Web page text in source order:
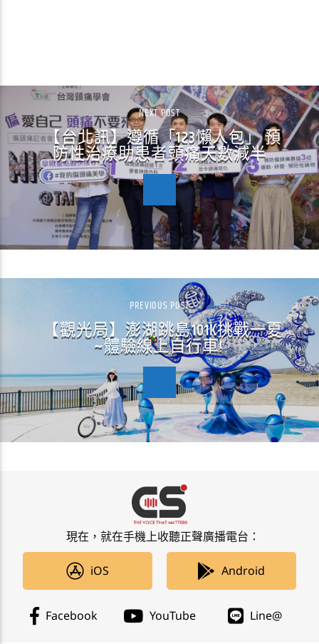
NEXT POST
【台北訊】遵循「123懶人包」 預
防性治療助患者頭痛天數減半
PREVIOUS POST
【觀光局】澎湖跳島101K挑戰一夏
~體驗線上自行車!
現在，就在手機上收聽正聲廣播電台：
iOS Android
Facebook YouTube Line@